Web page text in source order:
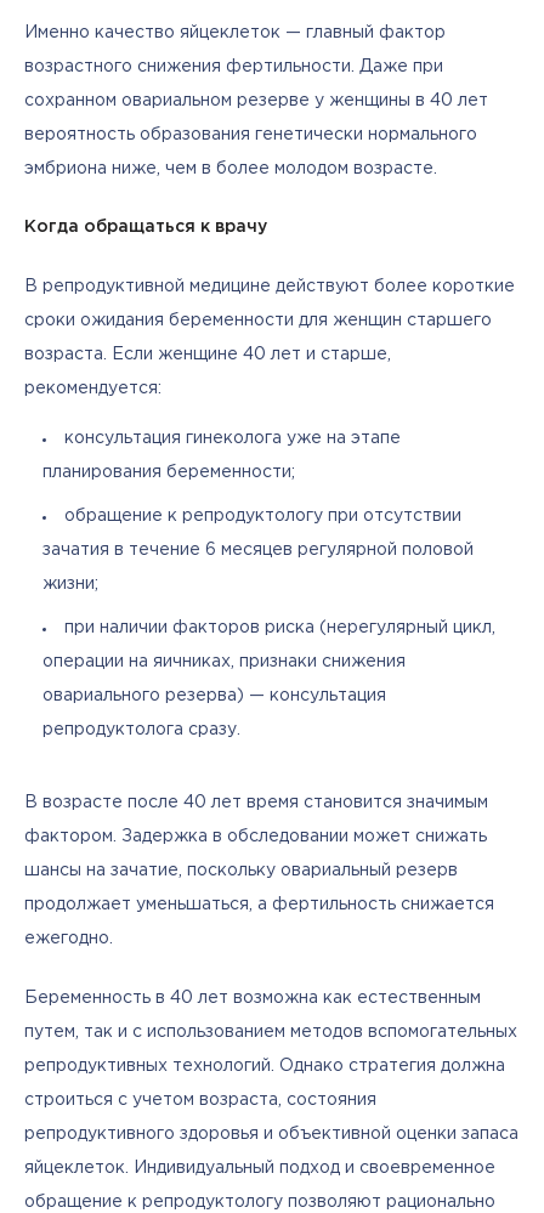
Именно качество яйцеклеток — главный фактор
возрастного снижения фертильности. Даже при
сохранном овариальном резерве у женщины в 40 лет
вероятность образования генетически нормального
эмбриона ниже, чем в более молодом возрасте.
Когда обращаться к врачу
В репродуктивной медицине действуют более короткие
сроки ожидания беременности для женщин старшего
возраста. Если женщине 40 лет и старше,
рекомендуется:
консультация гинеколога уже на этапе
планирования беременности;
обращение к репродуктологу при отсутствии
зачатия в течение 6 месяцев регулярной половой
жизни;
при наличии факторов риска (нерегулярный цикл,
операции на яичниках, признаки снижения
овариального резерва) — консультация
репродуктолога сразу.
В возрасте после 40 лет время становится значимым
фактором. Задержка в обследовании может снижать
шансы на зачатие, поскольку овариальный резерв
продолжает уменьшаться, а фертильность снижается
ежегодно.
Беременность в 40 лет возможна как естественным
путем, так и с использованием методов вспомогательных
репродуктивных технологий. Однако стратегия должна
строиться с учетом возраста, состояния
репродуктивного здоровья и объективной оценки запаса
яйцеклеток. Индивидуальный подход и своевременное
обращение к репродуктологу позволяют рационально